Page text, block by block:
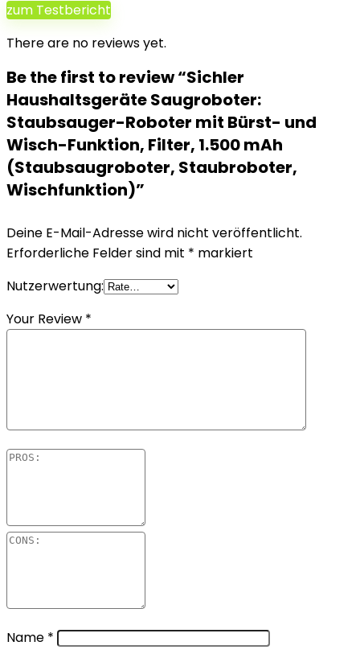
zum Testbericht
There are no reviews yet.
Be the first to review “Sichler
Haushaltsgeräte Saugroboter:
Staubsauger-Roboter mit Bürst- und
Wisch-Funktion, Filter, 1.500 mAh
(Staubsaugroboter, Staubroboter,
Wischfunktion)”
Deine E-Mail-Adresse wird nicht veröffentlicht.
Erforderliche Felder sind mit * markiert
Nutzerwertung:
Your Review *
Name *